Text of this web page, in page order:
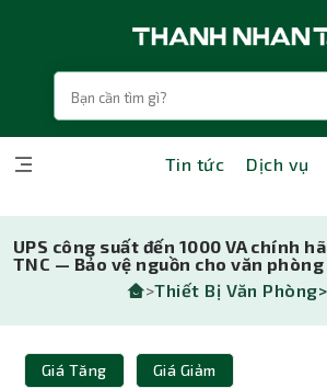
Tin tức Dịch vụ
UPS công suất đến 1000 VA chính
TNC — Bảo vệ nguồn cho văn phòng
>Thiết Bị Văn Phòng>
Giá Tăng Giá Giảm